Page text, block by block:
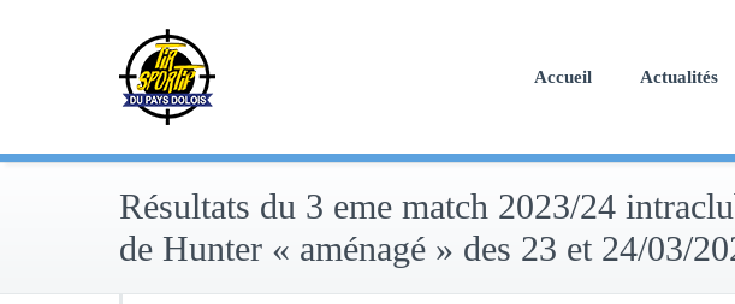
Accueil Actualités
Résultats du 3 eme match 2023/24
de Hunter « aménagé » des 23 et 24/03/